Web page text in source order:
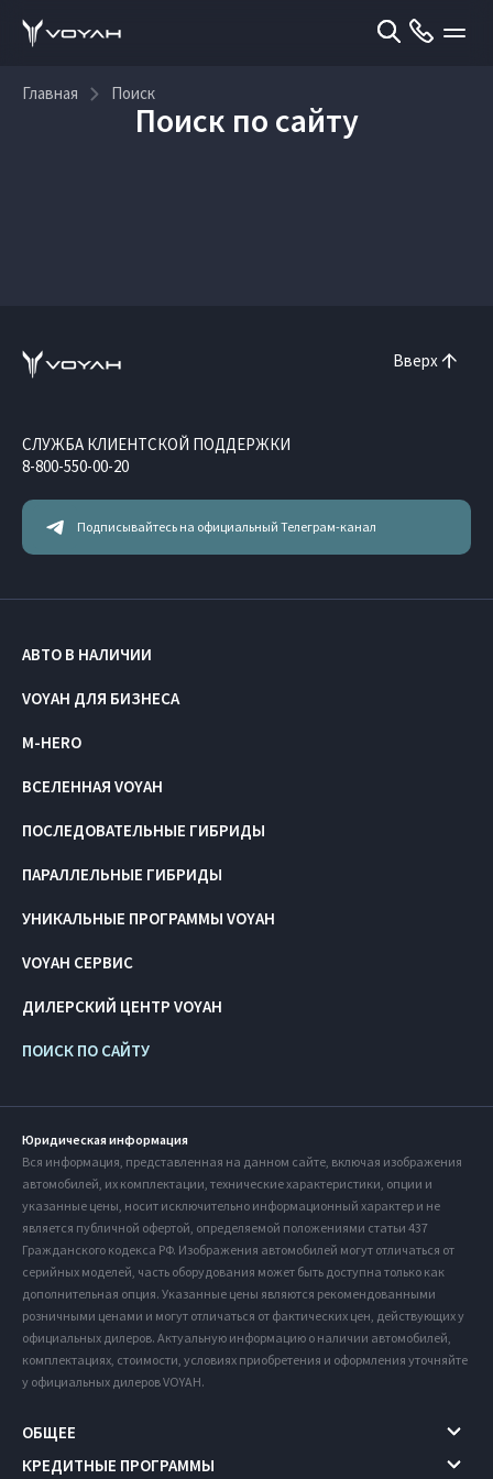
Главная Поиск
Поиск по сайту
Вверх
Подписывайтесь на официальный Телеграм-канал
СЛУЖБА КЛИЕНТСКОЙ ПОДДЕРЖКИ
8-800-550-00-20
АВТО В НАЛИЧИИ
VOYAH ДЛЯ БИЗНЕСА
M-HERO
ПОИСК ПО САЙТУ
ВСЕЛЕННАЯ VOYAH
ПОСЛЕДОВАТЕЛЬНЫЕ ГИБРИДЫ
ПАРАЛЛЕЛЬНЫЕ ГИБРИДЫ
УНИКАЛЬНЫЕ ПРОГРАММЫ VOYAH
VOYAH СЕРВИС
ДИЛЕРСКИЙ ЦЕНТР VOYAH
Юридическая информация
Вся информация, представленная на данном сайте, включая изображения
автомобилей, их комплектации, технические характеристики, опции и
указанные цены, носит исключительно информационный характер и не
является публичной офертой, определяемой положениями статьи 437
Гражданского кодекса РФ. Изображения автомобилей могут отличаться от
серийных моделей, часть оборудования может быть доступна только как
дополнительная опция. Указанные цены являются рекомендованными
розничными ценами и могут отличаться от фактических цен, действующих у
официальных дилеров. Актуальную информацию о наличии автомобилей,
комплектациях, стоимости, условиях приобретения и оформления уточняйте
у официальных дилеров VOYAH.
ОБЩЕЕ
КРЕДИТНЫЕ ПРОГРАММЫ